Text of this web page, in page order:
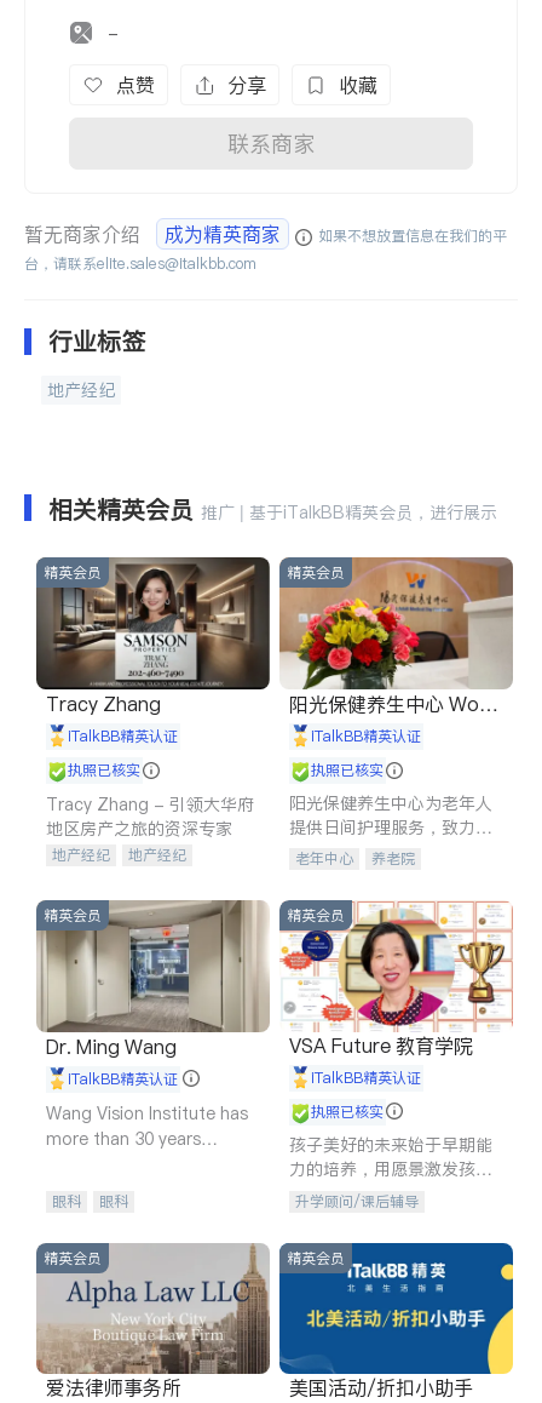
-
点赞 分享 收藏
联系商家
暂无商家介绍 成为精英商家
如果不想放置信息在我们的平
台，请联系elite.sales@italkbb.com
行业标签
地产经纪
相关精英会员 推广 | 基于iTalkBB精英会员，进行展示
精英会员
Tracy Zhang
iTalkBB精英认证
执照已核实
Tracy Zhang - 引领大华府
地区房产之旅的资深专家
地产经纪
地产经纪
商铺租售
开发商建商
精英会员
阳光保健养生中心 World
shine
iTalkBB精英认证
执照已核实
阳光保健养生中心为老年人
提供日间护理服务，致力于
通过持续的护理创新来有效
老年中心 养老院
精英会员
Dr. Ming Wang
iTalkBB精英认证
Wang Vision Institute has
more than 30 years
眼科 眼科
精英会员
VSA Future 教育学院
iTalkBB精英认证
执照已核实
孩子美好的未来始于早期能
力的培养，用愿景激发孩子
的学习潜力和动力。理念：
拥有成长型心态是成功的基
石。
升学顾问/课后辅导
精英会员
爱法律师事务所
精英会员
美国活动/折扣小助手